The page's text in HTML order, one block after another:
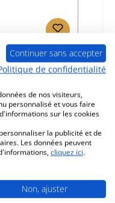
gauche haut
:
: 4-6 jours
Continuer sans accepter
de confidentialité
de nos visiteurs,
personnalisé et vous faire
sur les cookies
la publicité et de
Les données peuvent
cliquez ici.
Non, ajuster